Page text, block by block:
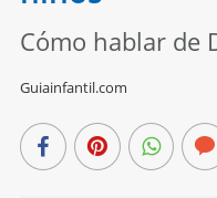
Cómo hablar de
Guiainfantil.com